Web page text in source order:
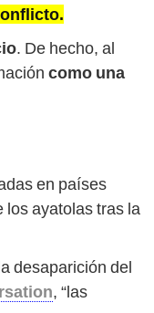
. De hecho, al
como una
en países
los ayatolas tras la
desaparición del
, “las